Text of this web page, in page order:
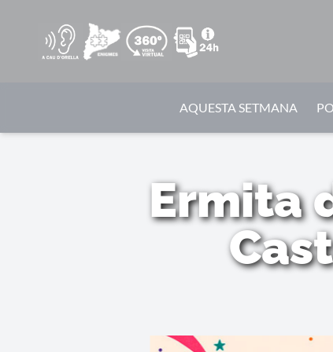
AQUESTA SETMANA
Ermita